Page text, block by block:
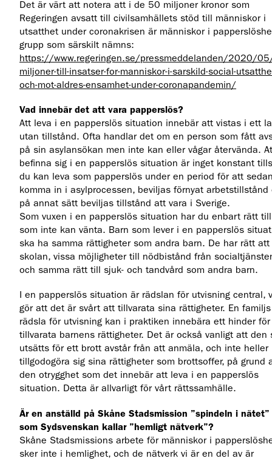
Det är värt att notera att i de 50 miljoner kronor som
Regeringen avsatt till civilsamhällets stöd till människor i
utsatthet under coronakrisen är människor i
grupp som särskilt nämns:
https://www.regeringen.se/pressmeddelanden/2020/
miljoner-till-insatser-for-manniskor-i-sarskild-social-
och-mot-aldres-ensamhet-under-coronapandemin/
Vad innebär det att vara papperslös?
Att leva i en papperslös situation innebär att vistas i ett
utan tillstånd. Ofta handlar det om en person som fått
på sin asylansökan men inte kan eller vågar återvända.
befinna sig i en papperslös situation är inget konstant
du kan leva som papperslös under en period för att
komma in i asylprocessen, beviljas förnyat arbetstillstånd
på annat sätt beviljas tillstånd att vara i Sverige.
Som vuxen i en papperslös situation har du enbart rätt
som inte kan vänta. Barn som lever i en papperslös
ska ha samma rättigheter som andra barn. De har rätt att
skolan, vissa möjligheter till nödbistånd från
och samma rätt till sjuk- och tandvård som andra barn.
I en papperslös situation är rädslan för utvisning central,
gör att det är svårt att tillvarata sina rättigheter. En familjs
rädsla för utvisning kan i praktiken innebära ett hinder
tillvarata barnens rättigheter. Det är också vanligt att den
utsätts för ett brott avstår från att anmäla, och inte heller
tillgodogöra sig sina rättigheter som brottsoffer, på grund
den otrygghet som det innebär att leva i en papperslös
situation. Detta är allvarligt för vårt rättssamhälle.
Är en anställd på Skåne Stadsmission ”spindeln i
som Sydsvenskan kallar ”hemligt nätverk”?
Skåne Stadsmissions arbete för människor i
sker inte i hemlighet, och de nätverk vi är en del av är